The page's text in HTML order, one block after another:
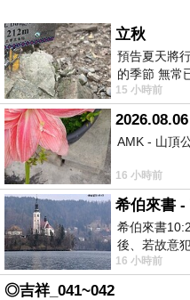
立秋
預告夏天將
的季節 無常
舒心 轉眼驟
15 小時前
2026.08.06
AMK - 山頂
16 小時前
希伯來書 -
希伯來書
後、若故意
有戰懼等候
16 小時前
◎吉祥_041~042